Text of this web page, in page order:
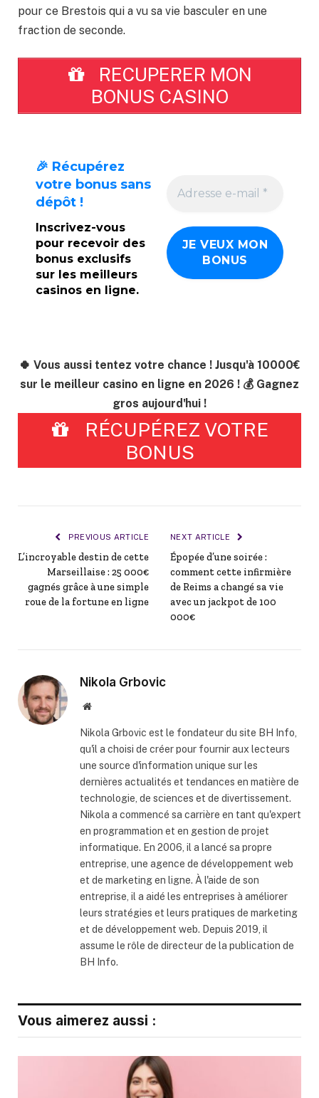
pour ce Brestois qui a vu sa vie basculer en une
fraction de seconde.
RECUPERER MON
BONUS CASINO
🎉 Récupérez
votre bonus sans
dépôt !
Inscrivez-vous
pour recevoir des
bonus exclusifs
sur les meilleurs
casinos en ligne.
🍀 Vous aussi tentez votre chance ! Jusqu'à 10000€
sur le meilleur casino en ligne en 2026 ! 💰 Gagnez
gros aujourd'hui !
RÉCUPÉREZ VOTRE
BONUS
PREVIOUS ARTICLE
L’incroyable destin de cette
Marseillaise : 25 000€
gagnés grâce à une simple
roue de la fortune en ligne
NEXT ARTICLE
Épopée d’une soirée :
comment cette infirmière
de Reims a changé sa vie
avec un jackpot de 100
000€
Nikola Grbovic
Website
Nikola Grbovic est le fondateur du site BH Info,
qu'il a choisi de créer pour fournir aux lecteurs
une source d'information unique sur les
dernières actualités et tendances en matière de
technologie, de sciences et de divertissement.
Nikola a commencé sa carrière en tant qu'expert
en programmation et en gestion de projet
informatique. En 2006, il a lancé sa propre
entreprise, une agence de développement web
et de marketing en ligne. À l'aide de son
entreprise, il a aidé les entreprises à améliorer
leurs stratégies et leurs pratiques de marketing
et de développement web. Depuis 2019, il
assume le rôle de directeur de la publication de
BH Info.
Vous aimerez aussi :